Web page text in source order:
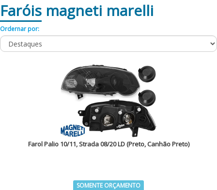
Faróis magneti marelli
Ordernar por:
Farol Palio 10/11, Strada 08/20 LD (Preto, Canhão Preto)
SOMENTE ORÇAMENTO